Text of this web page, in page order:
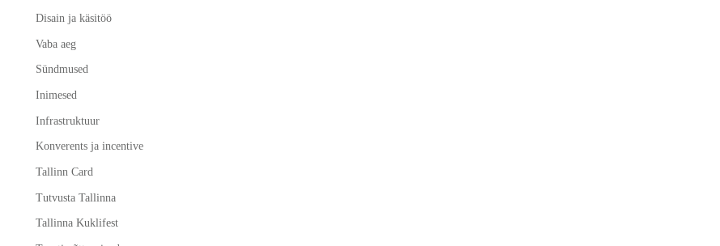
Disain ja käsitöö
Vaba aeg
Sündmused
Inimesed
Infrastruktuur
Konverents ja incentive
Tallinn Card
Tutvusta Tallinna
Tallinna Kuklifest